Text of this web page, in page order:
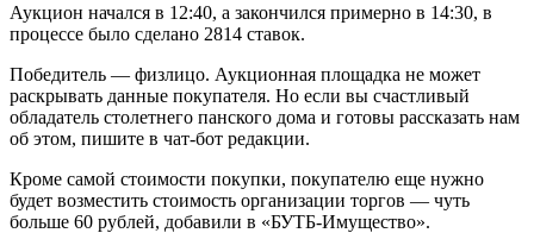
Аукцион начался в 12:40, а закончился примерно в 14:30, в
процессе было сделано 2814 ставок.
Победитель — физлицо. Аукционная площадка не может
раскрывать данные покупателя. Но если вы счастливый
обладатель столетнего панского дома и готовы рассказать нам
об этом, пишите в чат-бот редакции.
Кроме самой стоимости покупки, покупателю еще нужно
будет возместить стоимость организации торгов — чуть
больше 60 рублей, добавили в «БУТБ-Имущество».